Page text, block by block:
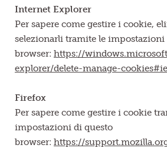
Internet Explorer
Per sapere come gestire i cookie,
selezionarli tramite le impostazioni
browser: https://
explorer/delete-manage-
Firefox
Per sapere come gestire i cookie
impostazioni di questo
browser: https://